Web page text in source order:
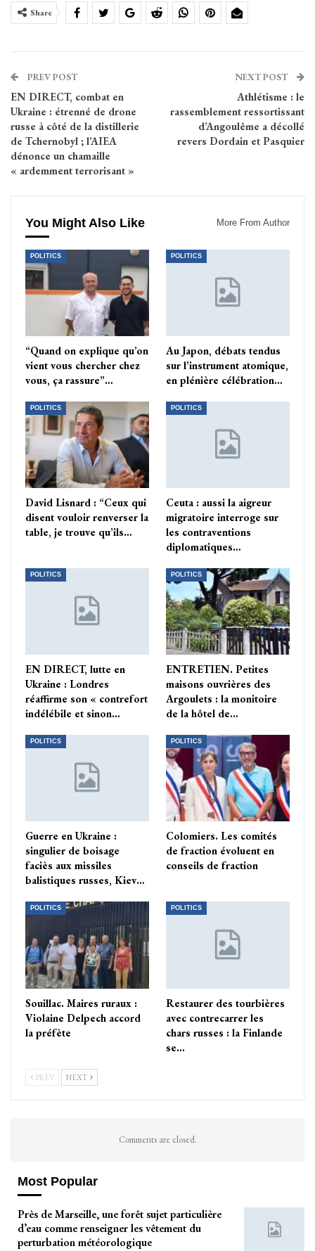
Share
PREV POST
EN DIRECT, combat en
Ukraine : étrenné de drone
russe à côté de la distillerie
de Tchernobyl ; l’AIEA
dénonce un chamaille
« ardemment terrorisant »
NEXT POST
Athlétisme : le
rassemblement ressortissant
d’Angoulême a décollé
revers Dordain et Pasquier
You Might Also Like More From Author
POLITICS
“Quand on explique qu’on
vient vous chercher chez
vous, ça rassure”…
POLITICS
Au Japon, débats tendus
sur l’instrument atomique,
en plénière célébration…
POLITICS
David Lisnard : “Ceux qui
disent vouloir renverser la
table, je trouve qu’ils…
POLITICS
Ceuta : aussi la aigreur
migratoire interroge sur
les contraventions
diplomatiques…
POLITICS
EN DIRECT, lutte en
Ukraine : Londres
réaffirme son « contrefort
indélébile et sinon…
POLITICS
ENTRETIEN. Petites
maisons ouvrières des
Argoulets : la monitoire
de la hôtel de…
POLITICS
Guerre en Ukraine :
singulier de boisage
faciès aux missiles
balistiques russes, Kiev…
POLITICS
Colomiers. Les comités
de fraction évoluent en
conseils de fraction
POLITICS
Souillac. Maires ruraux :
Violaine Delpech accord
la préfète
POLITICS
Restaurer des tourbières
avec contrecarrer les
chars russes : la Finlande
se…
PREV NEXT
Comments are closed.
Most Popular
Près de Marseille, une forêt sujet particulière
d’eau comme renseigner les vêtement du
perturbation météorologique